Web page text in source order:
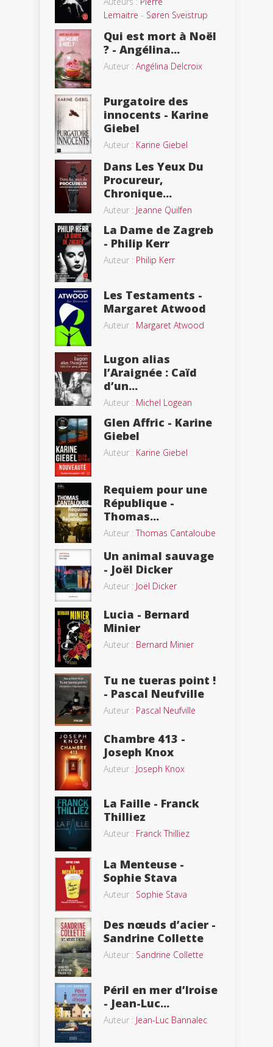
Lemaitre - Søren Sveistrup
Qui est mort à Noël
? - Angélina...
Auteur : Angélina Delcroix
Purgatoire des
innocents - Karine
Giebel
Auteur : Karine Giebel
Dans Les Yeux Du
Procureur,
Chronique...
Auteur : Jeanne Quilfen
La Dame de Zagreb
- Philip Kerr
Auteur : Philip Kerr
Les Testaments -
Margaret Atwood
Auteur : Margaret Atwood
Lugon alias
l’Araignée : Caïd
d’un...
Auteur : Michel Logean
Glen Affric - Karine
Giebel
Auteur : Karine Giebel
Requiem pour une
République -
Thomas...
Auteur :Thomas Cantaloube
Un animal sauvage
- Joël Dicker
Auteur : Joël Dicker
Lucia - Bernard
Minier
Auteur : Bernard Minier
Tu ne tueras point !
- Pascal Neufville
Auteur : Pascal Neufville
Chambre 413 -
Joseph Knox
Auteur : Joseph Knox
La Faille - Franck
Thilliez
Auteur : Franck Thilliez
La Menteuse -
Sophie Stava
Auteur : Sophie Stava
Des nœuds d’acier -
Sandrine Collette
Auteur : Sandrine Collette
Péril en mer d’Iroise
- Jean-Luc...
Auteur : Jean-Luc Bannalec